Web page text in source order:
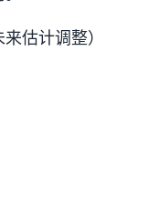
估计调整）